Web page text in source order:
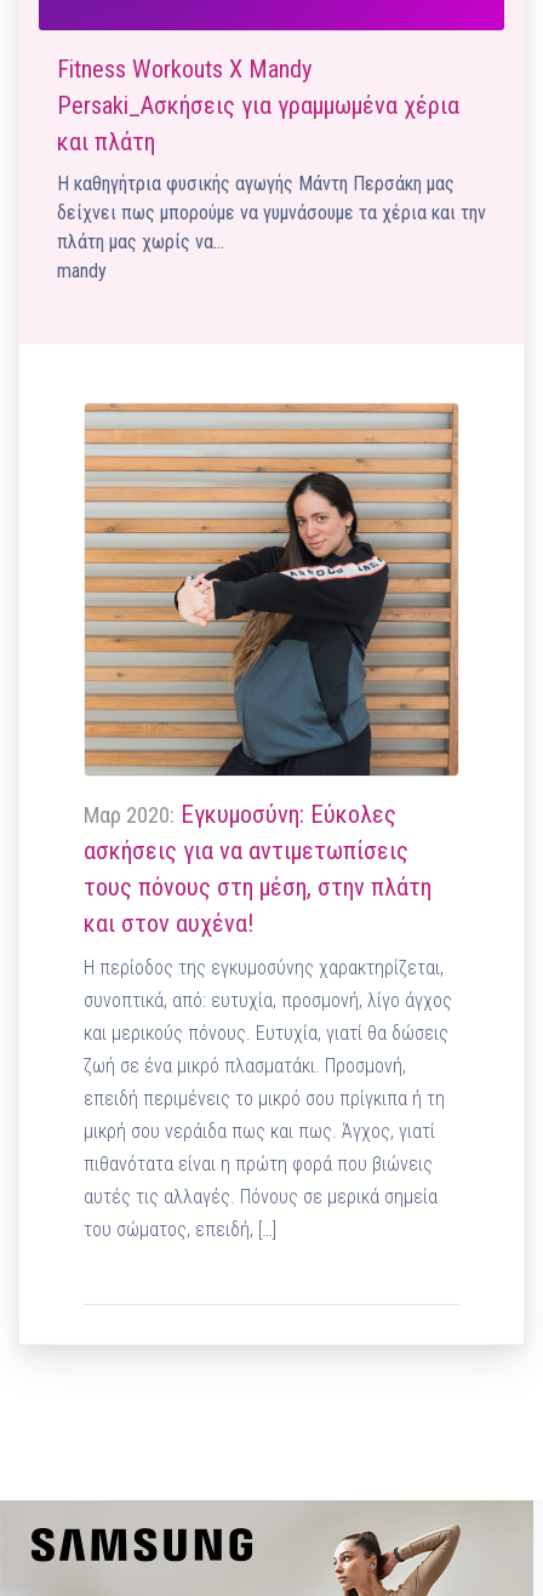
Fitness Workouts X Mandy
Persaki_Ασκήσεις για γραμμωμένα χέρια
και πλάτη
Η καθηγήτρια φυσικής αγωγής Μάντη Περσάκη μας
δείχνει πως μπορούμε να γυμνάσουμε τα χέρια και την
πλάτη μας χωρίς να…
mandy
Μαρ 2020: Εγκυμοσύνη: Εύκολες
ασκήσεις για να αντιμετωπίσεις
τους πόνους στη μέση, στην πλάτη
και στον αυχένα!
H περίοδος της εγκυμοσύνης χαρακτηρίζεται,
συνοπτικά, από: ευτυχία, προσμονή, λίγο άγχος
και μερικούς πόνους. Ευτυχία, γιατί θα δώσεις
ζωή σε ένα μικρό πλασματάκι. Προσμονή,
επειδή περιμένεις το μικρό σου πρίγκιπα ή τη
μικρή σου νεράιδα πως και πως. Άγχος, γιατί
πιθανότατα είναι η πρώτη φορά που βιώνεις
αυτές τις αλλαγές. Πόνους σε μερικά σημεία
του σώματος, επειδή, […]